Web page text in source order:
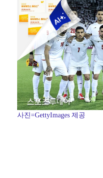
[ST포토] 오블락
[ST포토] 시축
[ST포토] 맨시티
사진=GettyImages 제공